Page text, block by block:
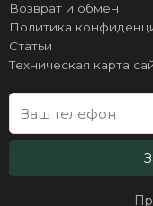
Возврат и обмен
Политика
Статьи
Техническая карта